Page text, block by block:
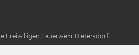
Freiwilligen Feuerwehr Dietersdorf